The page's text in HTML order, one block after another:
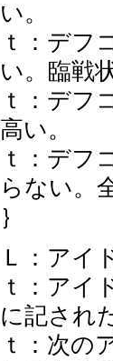
い。
ｔ：デフ
い。臨戦
ｔ：デフ
高い。
ｔ：デフ
らない。
｝
Ｌ：アイ
ｔ：ア
に記され
ｔ：次